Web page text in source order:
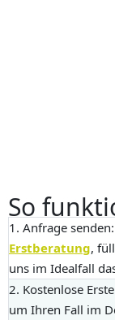
So
1. Anfrage senden:
Erstberatung,
uns im Idealfall
2. Kostenlose
um Ihren Fall im